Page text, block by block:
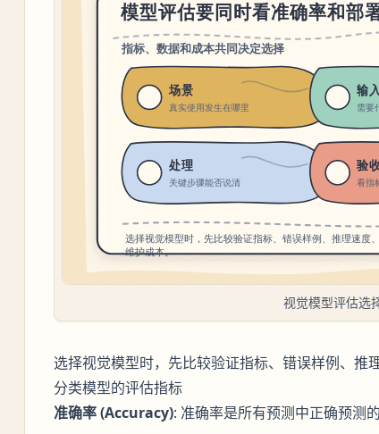
视觉模型评估选
选择视觉模型时，先比较验证指标、错误样例、推
分类模型的评估指标
准确率 (Accuracy): 准确率是所有预测中正确预测